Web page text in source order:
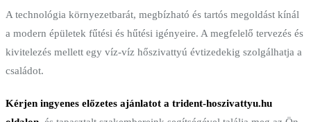
A technológia környezetbarát, megbízható és tartós megoldást kínál
a modern épületek fűtési és hűtési igényeire. A megfelelő tervezés és
kivitelezés mellett egy víz-víz hőszivattyú évtizedekig szolgálhatja a
családot.
Kérjen ingyenes előzetes ajánlatot a trident-hoszivattyu.hu